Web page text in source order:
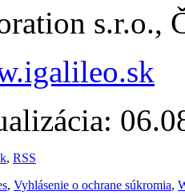
s.r.o.,
, RSS
, Vyhlásenie o ochrane súkromia,